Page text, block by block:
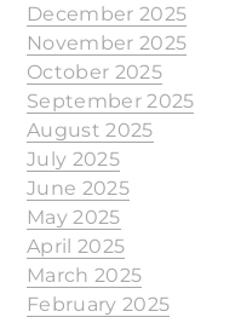
December 2025
November 2025
October 2025
September 2025
August 2025
July 2025
June 2025
May 2025
April 2025
March 2025
February 2025